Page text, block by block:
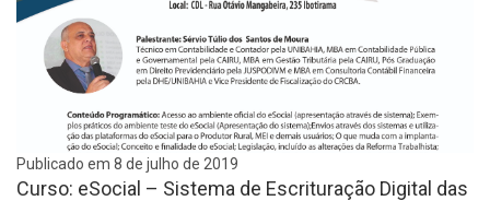
Publicado em 8 de julho de 2019
Curso: eSocial – Sistema de Escrituração Digital das